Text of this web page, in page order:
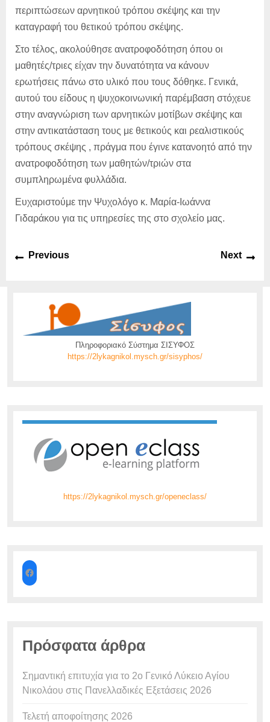
περιπτώσεων αρνητικού τρόπου σκέψης και την
καταγραφή του θετικού τρόπου σκέψης.
Στο τέλος, ακολούθησε ανατροφοδότηση όπου οι
μαθητές/τριες είχαν την δυνατότητα να κάνουν
ερωτήσεις πάνω στο υλικό που τους δόθηκε. Γενικά,
αυτού του είδους η ψυχοκοινωνική παρέμβαση στόχευε
στην αναγνώριση των αρνητικών μοτίβων σκέψης και
στην αντικατάσταση τους με θετικούς και ρεαλιστικούς
τρόπους σκέψης , πράγμα που έγινε κατανοητό από την
ανατροφοδότηση των μαθητών/τριών στα
συμπληρωμένα φυλλάδια.
Ευχαριστούμε την Ψυχολόγο κ. Μαρία-Ιωάννα
Γιδαράκου για τις υπηρεσίες της στο σχολείο μας.
Πλοήγηση
άρθρων
PreviousPrevious
Next
Πληροφοριακό Σύστημα ΣΙΣΥΦΟΣ
https://2lykagnikol.mysch.gr/sisyphos/
https://2lykagnikol.mysch.gr/openeclass/
Πρόσφατα άρθρα
Σημαντική επιτυχία για το 2ο Γενικό Λύκειο Αγίου
Νικολάου στις Πανελλαδικές Εξετάσεις 2026
Τελετή αποφοίτησης 2026